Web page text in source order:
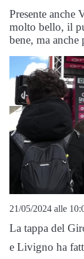
Presente anche
molto bello, il
bene, ma anche
21/05/2024 alle
La tappa del
e Livigno ha